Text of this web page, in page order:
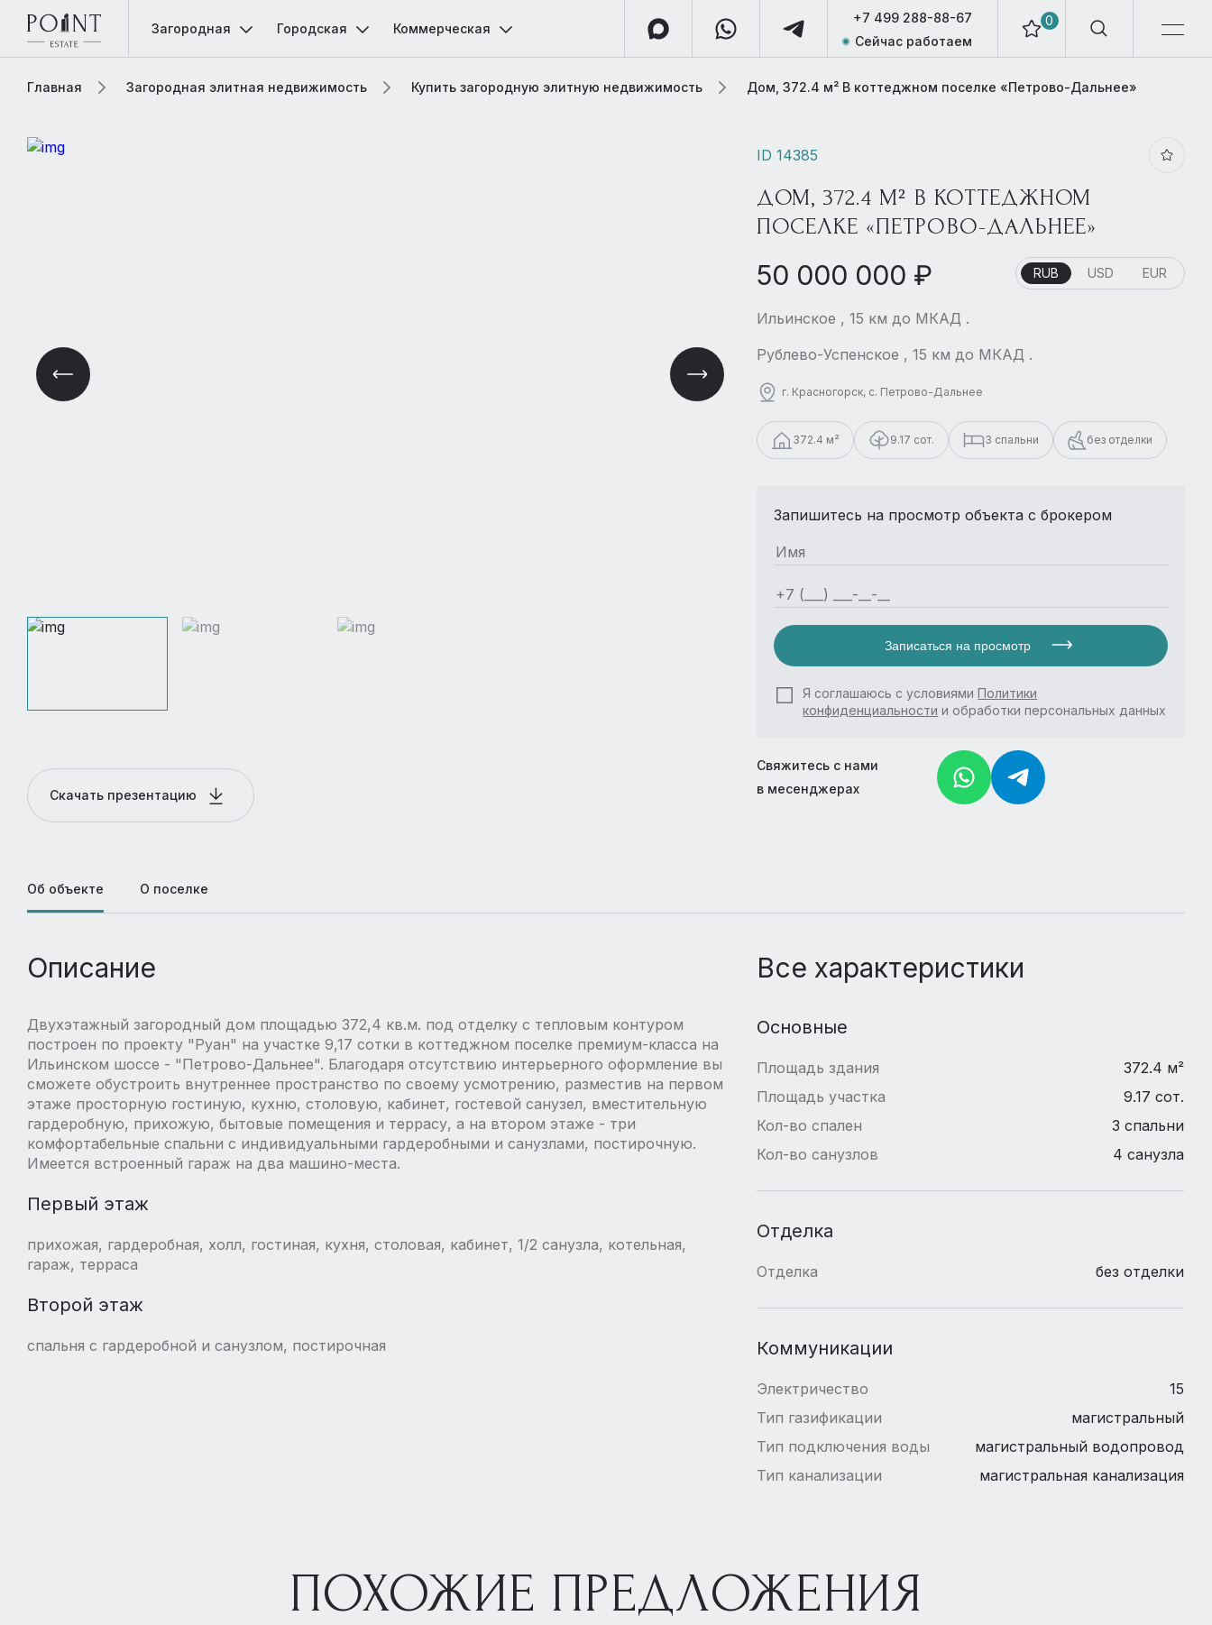
0
+7 499 288-88-67
Сейчас работаем
Загородная Городская Коммерческая
Главная Загородная элитная недвижимость Купить загородную элитную недвижимость Дом, 372.4 м² В коттеджном поселке «Петрово-Дальнее»
Скачать презентацию
ID 14385
ДОМ, 372.4 М² В КОТТЕДЖНОМ
ПОСЕЛКЕ «ПЕТРОВО-ДАЛЬНЕЕ»
50 000 000 ₽ RUB USD EUR
Ильинское , 15 км до МКАД .
Рублево-Успенское , 15 км до МКАД .
г. Красногорск, с. Петрово-Дальнее
372.4 м² 9.17 сот. 3 спальни без отделки
Запишитесь на просмотр объекта с брокером
Записаться на просмотр
Я соглашаюсь с условиямиПолитики
конфиденциальности и обработки персональных данных
Свяжитесь с нами
в месенджерах
Об объекте О поселке
Описание
Двухэтажный загородный дом площадью 372,4 кв.м. под отделку с тепловым контуром
построен по проекту "Руан" на участке 9,17 сотки в коттеджном поселке премиум-класса на
Ильинском шоссе - "Петрово-Дальнее". Благодаря отсутствию интерьерного оформление вы
сможете обустроить внутреннее пространство по своему усмотрению, разместив на первом
этаже просторную гостиную, кухню, столовую, кабинет, гостевой санузел, вместительную
гардеробную, прихожую, бытовые помещения и террасу, а на втором этаже - три
комфортабельные спальни с индивидуальными гардеробными и санузлами, постирочную.
Имеется встроенный гараж на два машино-места.
Первый этаж
прихожая, гардеробная, холл, гостиная, кухня, столовая, кабинет, 1/2 санузла, котельная,
гараж, терраса
Второй этаж
спальня с гардеробной и санузлом, постирочная
Все характеристики
Основные
Площадь здания
372.4 м²
Площадь участка
9.17 сот.
Кол-во спален
3 спальни
Кол-во санузлов
4 санузла
Отделка
Отделка без отделки
Коммуникации
Электричество
15
Тип газификации
магистральный
Тип подключения воды
магистральный водопровод
Тип канализации
магистральная канализация
ПОХОЖИЕ ПРЕДЛОЖЕНИЯ